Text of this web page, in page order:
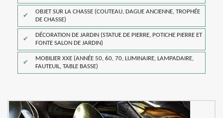
OBJET SUR LA CHASSE (COUTEAU, DAGUE ANCIENNE, TROPHÉE
DE CHASSE)
DÉCORATION DE JARDIN (STATUE DE PIERRE, POTICHE PIERRE ET
FONTE SALON DE JARDIN)
MOBILIER XXE (ANNÉE 50, 60, 70, LUMINAIRE, LAMPADAIRE,
FAUTEUIL, TABLE BASSE)